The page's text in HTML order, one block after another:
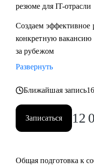
резюме для IT-отрасли
Создаем эффективное
конкретную
за рубежом
Развернуть
Ближайшая запись
Записаться 12
Общая подготовка к